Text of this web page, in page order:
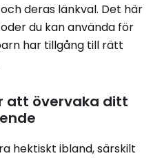
deras länkval. Det här
du kan använda för
har tillgång till rätt
att övervaka ditt
hektiskt ibland, särskilt